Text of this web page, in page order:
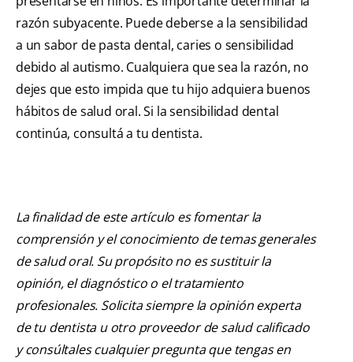
razón subyacente. Puede deberse a la sensibilidad
a un sabor de pasta dental, caries o sensibilidad
debido al autismo. Cualquiera que sea la razón, no
dejes que esto impida que tu hijo adquiera buenos
hábitos de salud oral. Si la sensibilidad dental
continúa, consultá a tu dentista.
La finalidad de este artículo es fomentar la
comprensión y el conocimiento de temas generales
de salud oral. Su propósito no es sustituir la
opinión, el diagnóstico o el tratamiento
profesionales. Solicita siempre la opinión experta
de tu dentista u otro proveedor de salud calificado
y consúltales cualquier pregunta que tengas en